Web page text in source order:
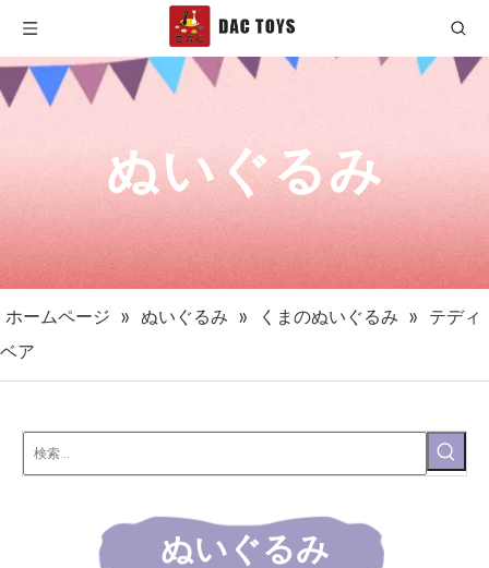
ぬいぐるみ
ホームページ » ぬいぐるみ » くまのぬいぐるみ »
テディ
ベア
ぬいぐるみ